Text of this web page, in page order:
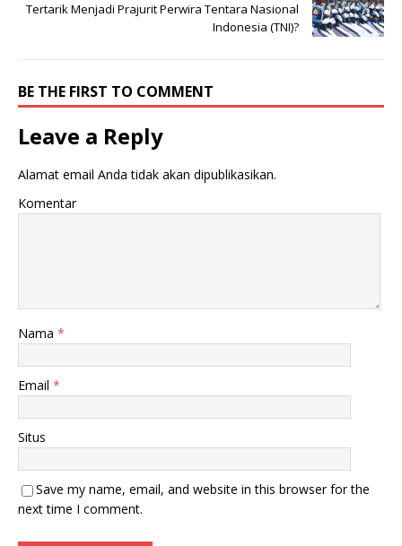
Tertarik Menjadi Prajurit Perwira Tentara Nasional
Indonesia (TNI)?
BE THE FIRST TO COMMENT
Leave a Reply
Alamat email Anda tidak akan dipublikasikan.
Komentar
Nama *
Email *
Situs
Save my name, email, and website in this browser for the
next time I comment.